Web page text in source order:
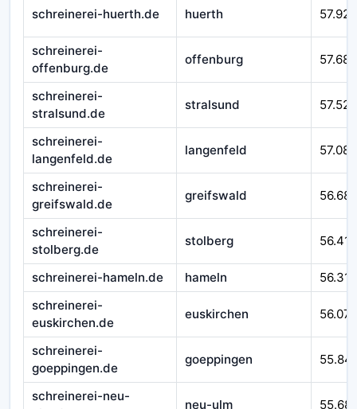
schreinerei-huerth.de huerth 57.925
schreinerei-
offenburg.de
offenburg 57.687
schreinerei-
stralsund.de
stralsund 57.525
schreinerei-
langenfeld.de
langenfeld 57.083
schreinerei-
greifswald.de
greifswald 56.685
schreinerei-
stolberg.de
stolberg 56.414
schreinerei-hameln.de hameln
56.310
schreinerei-
euskirchen.de
euskirchen 56.077
schreinerei-
goeppingen.de
goeppingen
schreinerei-neu-
neu-ulm